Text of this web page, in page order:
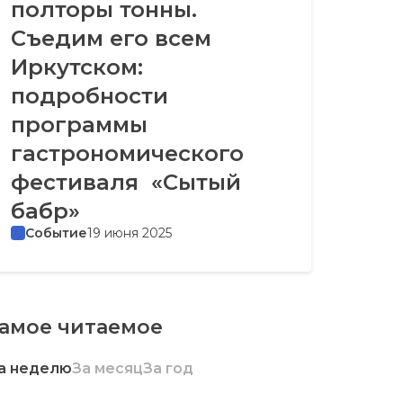
полторы тонны.
Съедим его всем
Иркутском:
подробности
программы
гастрономического
фестиваля «Сытый
бабр»
Событие19 июня 2025
читаемое
неделюЗа месяцЗа год